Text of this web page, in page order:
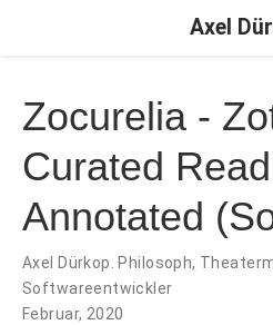
Axel
Zocurelia -
Curated
Annotated
Axel Dürkop. Philosoph,
Softwareentwickler
Februar, 2020